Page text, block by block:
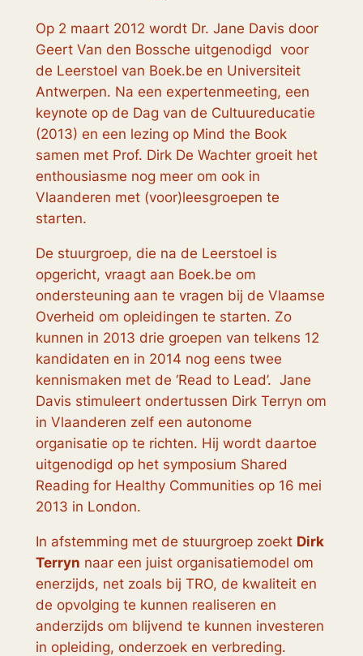
Op 2 maart 2012 wordt Dr. Jane Davis door
Geert Van den Bossche uitgenodigd voor
de Leerstoel van Boek.be en Universiteit
Antwerpen. Na een expertenmeeting, een
keynote op de Dag van de Cultuureducatie
(2013) en een lezing op Mind the Book
samen met Prof. Dirk De Wachter groeit het
enthousiasme nog meer om ook in
Vlaanderen met (voor)leesgroepen te
starten.
De stuurgroep, die na de Leerstoel is
opgericht, vraagt aan Boek.be om
ondersteuning aan te vragen bij de Vlaamse
Overheid om opleidingen te starten. Zo
kunnen in 2013 drie groepen van telkens 12
kandidaten en in 2014 nog eens twee
kennismaken met de ‘Read to Lead’. Jane
Davis stimuleert ondertussen Dirk Terryn om
in Vlaanderen zelf een autonome
organisatie op te richten. Hij wordt daartoe
uitgenodigd op het symposium Shared
Reading for Healthy Communities op 16 mei
2013 in London.
In afstemming met de stuurgroep zoekt Dirk
Terryn naar een juist organisatiemodel om
enerzijds, net zoals bij TRO, de kwaliteit en
de opvolging te kunnen realiseren en
anderzijds om blijvend te kunnen investeren
in opleiding, onderzoek en verbreding.